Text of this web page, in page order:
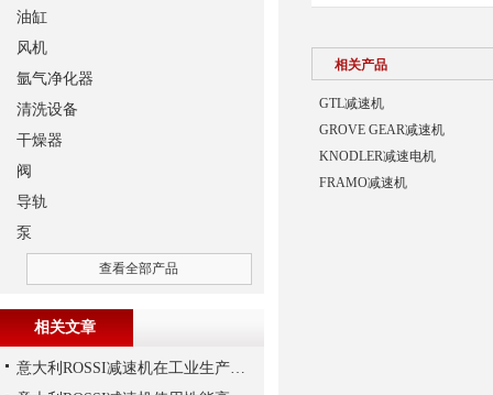
相关产品
GTL减速机
GROVE GEAR减速机
KNODLER减速电机
FRAMO减速机
油缸
风机
氩气净化器
清洗设备
干燥器
阀
导轨
泵
查看全部产品
相关文章
意大利ROSSI减速机在工业生产中的主要应用场景与技术优势